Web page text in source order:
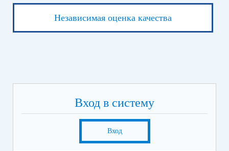
Независимая оценка качества
Вход в систему
Вход